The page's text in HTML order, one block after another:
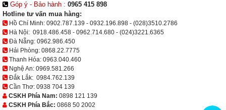
Góp ý - Bảo hành : 0965 415 898
Hotline tư vấn mua hàng:
Hồ Chí Minh: 0902.787.139 - 0932.196.898 - (028)3510.2786
Hà Nội: 0918.486.458 - 0962.714.680 - (024)3221.6365
Đà Nẵng: 0962.986.450
Hải Phòng: 0868.22.7775
Thanh Hóa: 0963.040.460
Nghệ An: 0969.581.266
Đắk Lắk: 0984.762.139
Cần Thơ: 0938 704 139
CSKH Phía Nam: 0898 121 139
CSKH Phía Bắc: 0868 50 2002